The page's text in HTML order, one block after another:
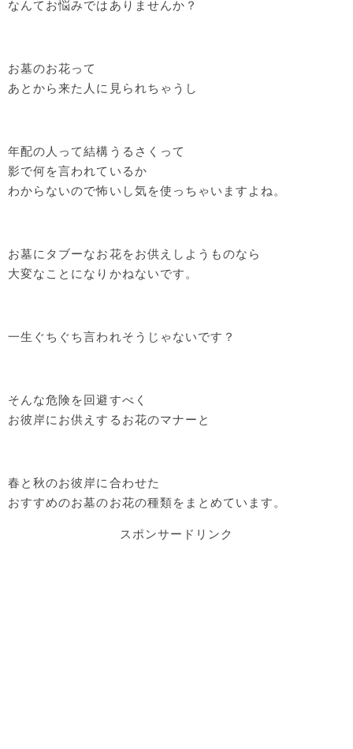
なんてお悩みではありませんか？
お墓のお花って
あとから来た人に見られちゃうし
年配の人って結構うるさくって
影で何を言われているか
わからないので怖いし気を使っちゃいますよね。
お墓にタブーなお花をお供えしようものなら
大変なことになりかねないです。
一生ぐちぐち言われそうじゃないです？
そんな危険を回避すべく
お彼岸にお供えするお花のマナーと
春と秋のお彼岸に合わせた
おすすめのお墓のお花の種類をまとめています。
スポンサードリンク